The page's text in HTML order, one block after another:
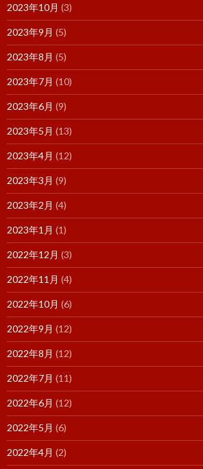
2023年10月 (3)
2023年9月 (5)
2023年8月 (5)
2023年7月 (10)
2023年6月 (9)
2023年5月 (13)
2023年4月 (12)
2023年3月 (9)
2023年2月 (4)
2023年1月 (1)
2022年12月 (3)
2022年11月 (4)
2022年10月 (6)
2022年9月 (12)
2022年8月 (12)
2022年7月 (11)
2022年6月 (12)
2022年5月 (6)
2022年4月 (2)